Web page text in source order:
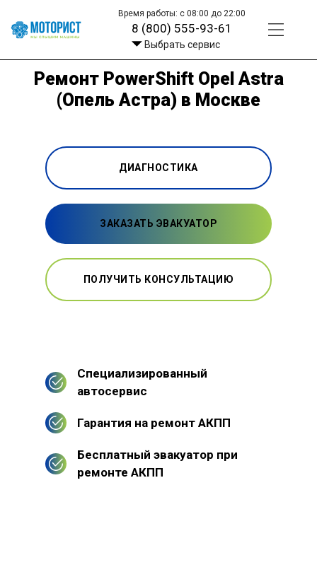
Время работы: с 08:00 до 22:00
8 (800) 555-93-61
Выбрать сервис
Ремонт PowerShift Opel Astra
(Опель Астра) в Москве
ДИАГНОСТИКА
ЗАКАЗАТЬ ЭВАКУАТОР
ПОЛУЧИТЬ КОНСУЛЬТАЦИЮ
Специализированный
автосервис
Гарантия на ремонт АКПП
Бесплатный эвакуатор при
ремонте АКПП